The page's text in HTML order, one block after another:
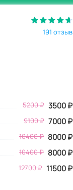
191 отзыв
5200₽ 3500₽
9100 ₽ 7000 ₽
10400 ₽ 8000 ₽
10400 ₽ 8000 ₽
12700 ₽ 11500 ₽